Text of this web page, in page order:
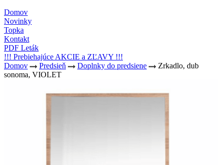
Domov
Novinky
Topka
Kontakt
PDF Leták
!!! Prebiehajúce AKCIE a ZĽAVY !!!
Domov
Predsieň Doplnky do predsiene
Zrkadlo, dub
sonoma, VIOLET